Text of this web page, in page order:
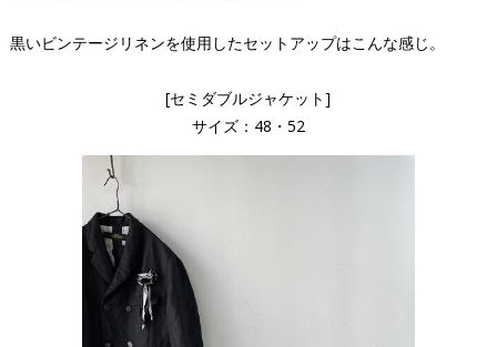
黒いビンテージリネンを使用したセットアップはこんな感じ。
[セミダブルジャケット]
サイズ：48・52